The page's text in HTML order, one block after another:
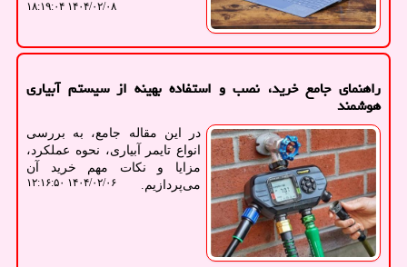
۱۴۰۴/۰۲/۰۸ ۱۸:۱۹:۰۴
راهنمای جامع خرید، نصب و استفاده بهینه از سیستم آبیاری
هوشمند
در این مقاله جامع، به بررسی
انواع تایمر آبیاری، نحوه عملکرد،
مزایا و نکات مهم خرید آن
می‌پردازیم.
۱۴۰۴/۰۲/۰۶ ۱۲:۱۶:۵۰